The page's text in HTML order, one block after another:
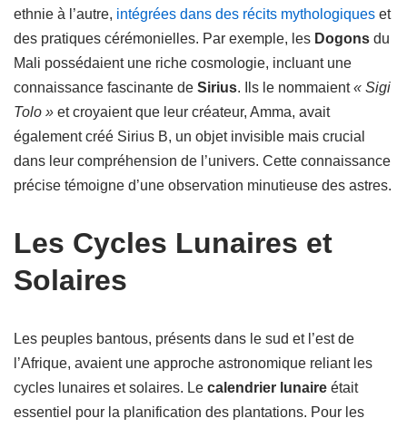
ethnie à l’autre, intégrées dans des récits mythologiques et
des pratiques cérémonielles. Par exemple, les Dogons du
Mali possédaient une riche cosmologie, incluant une
connaissance fascinante de Sirius. Ils le nommaient« Sigi
Tolo » et croyaient que leur créateur, Amma, avait
également créé Sirius B, un objet invisible mais crucial
dans leur compréhension de l’univers. Cette connaissance
précise témoigne d’une observation minutieuse des astres.
Les Cycles Lunaires et
Solaires
Les peuples bantous, présents dans le sud et l’est de
l’Afrique, avaient une approche astronomique reliant les
cycles lunaires et solaires. Le calendrier lunaire était
essentiel pour la planification des plantations. Pour les